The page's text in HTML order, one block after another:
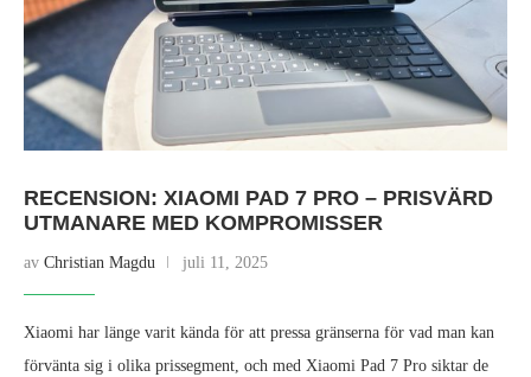
RECENSION: XIAOMI PAD 7 PRO – PRISVÄRD
UTMANARE MED KOMPROMISSER
av Christian Magdu juli 11, 2025
Xiaomi har länge varit kända för att pressa gränserna för vad man kan
förvänta sig i olika prissegment, och med Xiaomi Pad 7 Pro siktar de